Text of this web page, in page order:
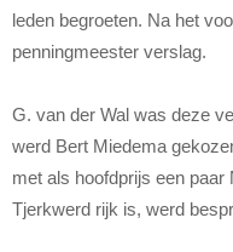
leden begroeten. Na het
penningmeester verslag.
G. van der Wal was deze
werd Bert Miedema
met als hoofdprijs een
Tjerkwerd rijk is, werd